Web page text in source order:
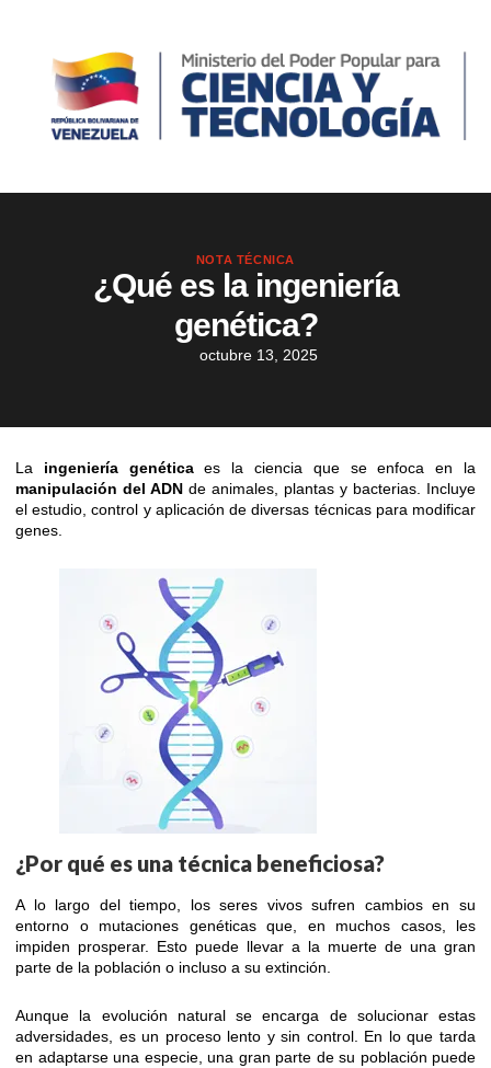
NOTA TÉCNICA
¿Qué es la ingeniería
genética?
octubre 13, 2025
La ingeniería genéticaes la ciencia que se enfoca en la
manipulación del ADN de animales, plantas y bacterias. Incluye
el estudio, control y aplicación de diversas técnicas para modificar
genes.
¿Por qué es una técnica beneficiosa?
A lo largo del tiempo, los seres vivos sufren cambios en su
entorno o mutaciones genéticas que, en muchos casos, les
impiden prosperar. Esto puede llevar a la muerte de una gran
parte de la población o incluso a su extinción.
Aunque la evolución natural se encarga de solucionar estas
adversidades, es un proceso lento y sin control. En lo que tarda
en adaptarse una especie, una gran parte de su población puede